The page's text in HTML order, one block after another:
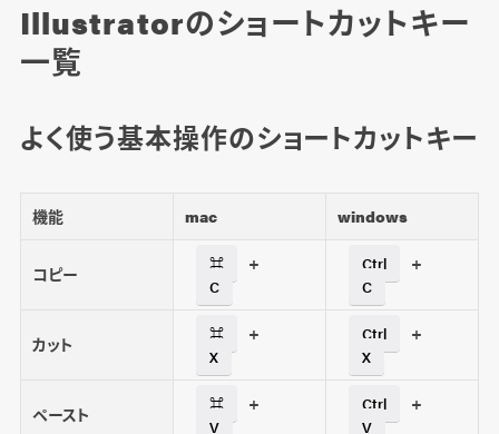
Illustratorのショートカットキー
一覧
よく使う基本操作のショートカットキー
機能 mac windows
コピー ⌘ +
C
Ctrl +
C
カット ⌘ +
X
Ctrl +
X
ペースト ⌘ +
V
Ctrl +
V